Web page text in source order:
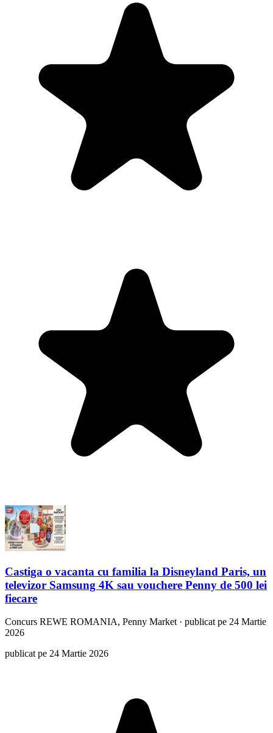
Castiga o vacanta cu familia la Disneyland Paris, un
televizor Samsung 4K sau vouchere Penny de 500 lei
fiecare
Concurs REWE ROMANIA, Penny Market · publicat pe 24 Martie
2026
publicat pe 24 Martie 2026